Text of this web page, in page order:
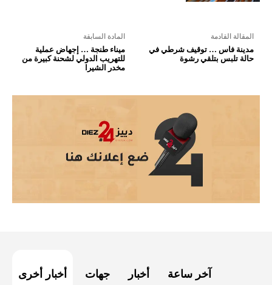
المادة السابقة
ميناء طنجة … إجهاض عملية
للتهريب الدولي لشحنة كبيرة من
مخدر الشيرا
المقالة القادمة
مدينة فاس … توقيف شرطي في
حالة تلبس بتلقي رشوة
أخبار أخرى جهات أخبار آخر ساعة